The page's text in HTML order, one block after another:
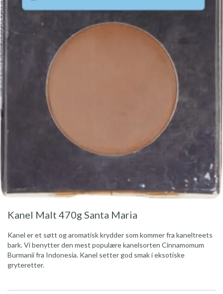
Kanel Malt 470g Santa Maria
Kanel er et søtt og aromatisk krydder som kommer fra kaneltreets
bark. Vi benytter den mest populære kanelsorten Cinnamomum
Burmanii fra Indonesia. Kanel setter god smak i eksotiske
gryteretter.